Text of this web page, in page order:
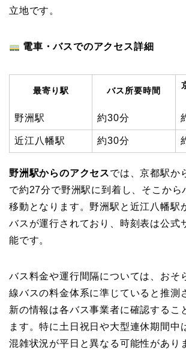
立地です。
電車・バスでのアクセス詳細
最寄り駅 バス所要時間
野洲駅 約30分
近江八幡駅 約30分
野洲駅からのアクセスでは、京都駅か
で約27分で野洲駅に到着し、そこから
移動となります。野洲駅と近江八幡駅
バスが運行されており、時刻表は公式
能です。
バス料金や運行間隔については、おそ
線バスの料金体系に準じていると推測
新の情報は各バス事業者に確認するこ
ます。特に土日祝日や大型連休期間中
混雑状況が平日と異なる可能性があり